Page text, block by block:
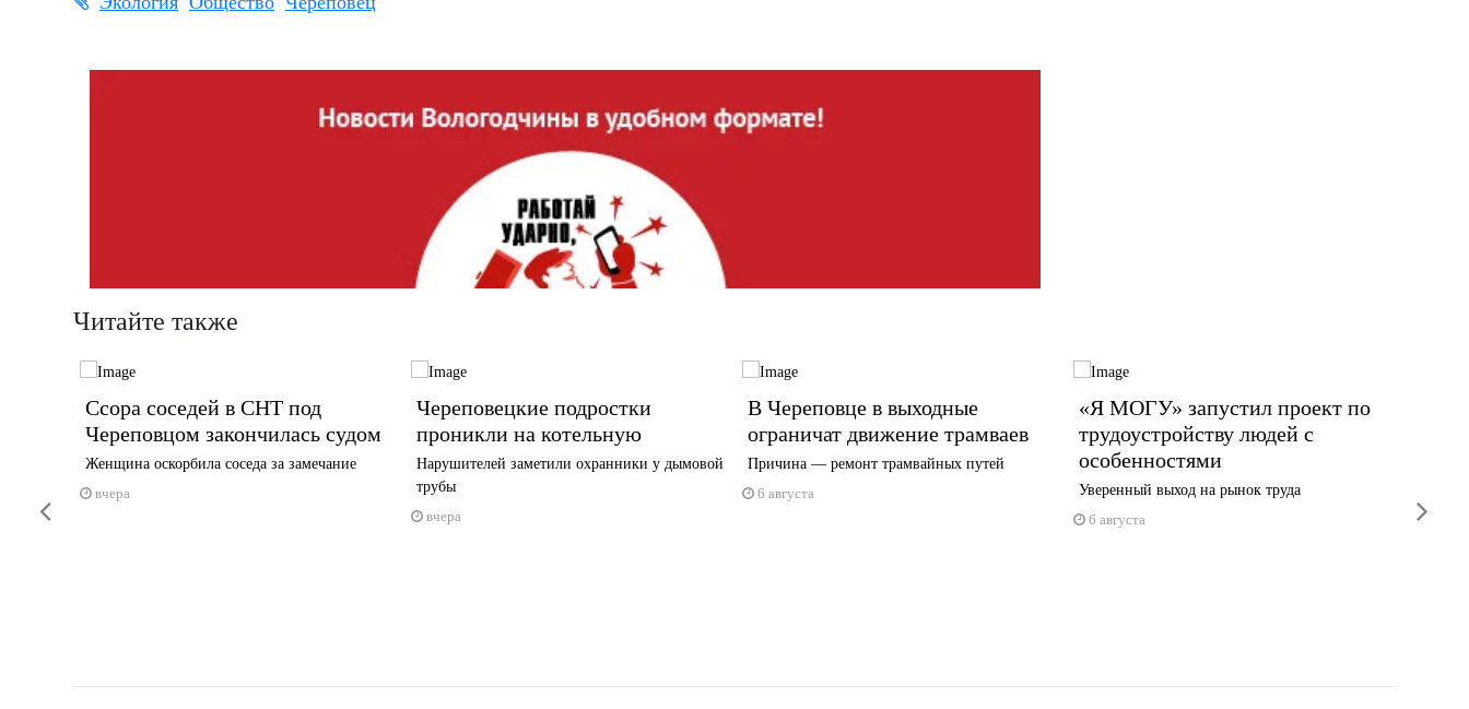
Читайте также
Ссора соседей в СНТ под
Череповцом закончилась судом
Женщина оскорбила соседа за замечание
вчера
Череповецкие подростки
проникли на котельную
Нарушителей заметили охранники у дымовой
трубы
вчера
В Череповце в выходные
ограничат движение трамваев
Причина — ремонт трамвайных путей
6 августа
«Я МОГУ» запустил проект по
трудоустройству людей с
особенностями
Уверенный выход на рынок труда
6 августа
Данные